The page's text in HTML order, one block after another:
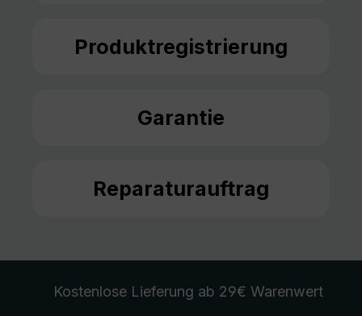
Produktregistrierung
Garantie
Reparaturauftrag
Kostenlose Lieferung ab 29€ Warenwert